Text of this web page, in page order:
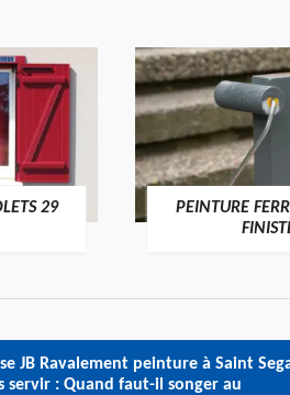
29
PEINTURE
JB Ravalement peinture à Saint
servir : Quand faut-il songer au